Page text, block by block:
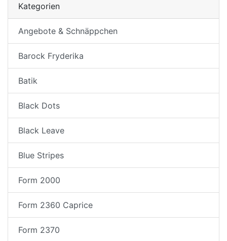
Kategorien
Angebote & Schnäppchen
Barock Fryderika
Batik
Black Dots
Black Leave
Blue Stripes
Form 2000
Form 2360 Caprice
Form 2370